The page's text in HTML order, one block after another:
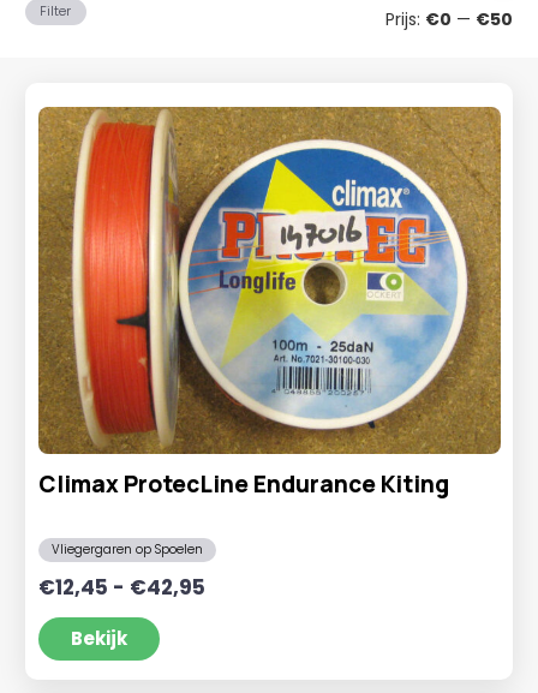
Filter Prijs: €0 — €50
Climax ProtecLine Endurance Kiting
Vliegergaren op Spoelen
€12,45 - €42,95Prijsklasse:
Bekijk